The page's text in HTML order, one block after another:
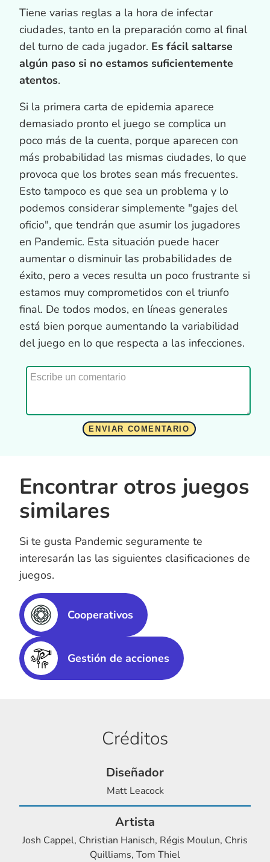
Tiene varias reglas a la hora de infectar
ciudades, tanto en la preparación como al final
del turno de cada jugador. Es fácil saltarse
algún paso si no estamos suficientemente
atentos.
Si la primera carta de epidemia aparece
demasiado pronto el juego se complica un
poco más de la cuenta, porque aparecen con
más probabilidad las mismas ciudades, lo que
provoca que los brotes sean más frecuentes.
Esto tampoco es que sea un problema y lo
podemos considerar simplemente "gajes del
oficio", que tendrán que asumir los jugadores
en Pandemic. Esta situación puede hacer
aumentar o disminuir las probabilidades de
éxito, pero a veces resulta un poco frustrante si
estamos muy comprometidos con el triunfo
final. De todos modos, en líneas generales
está bien porque aumentando la variabilidad
del juego en lo que respecta a las infecciones.
Encontrar otros juegos
similares
Si te gusta Pandemic seguramente te
interesarán las las siguientes clasificaciones de
juegos.
Cooperativos
Gestión de acciones
Créditos
Diseñador
Matt Leacock
Artista
Josh Cappel, Christian Hanisch, Régis Moulun, Chris
Quilliams, Tom Thiel